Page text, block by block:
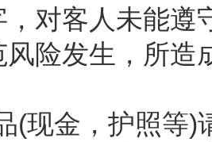
对客人未能遵
险发生，所造
(现金，护照等